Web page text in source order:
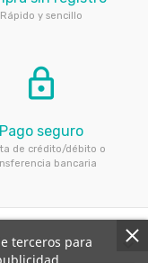
Rápido y sencillo
lock_outline
Pago seguro
de crédito/débito o
bancaria

terceros para